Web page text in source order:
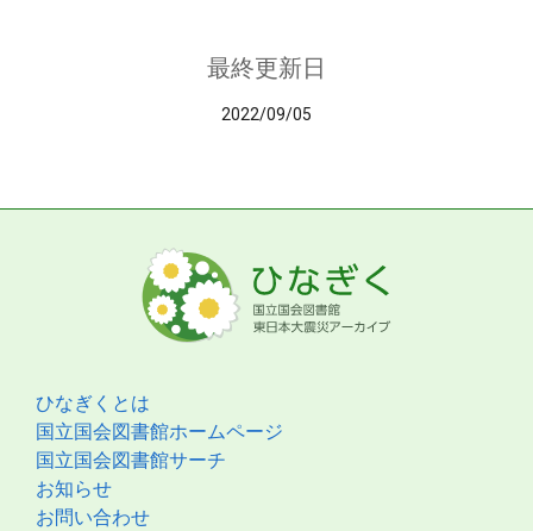
最終更新日
2022/09/05
ひなぎくとは
国立国会図書館ホームページ
国立国会図書館サーチ
お知らせ
お問い合わせ